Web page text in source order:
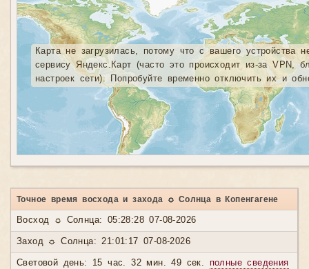
Карта не загрузилась, потому что с вашего устройства
сервису Яндекс.Карт (часто это происходит из-за VPN,
настроек сети). Попробуйте временно отключить их и
Точное время восхода и захода ☼ Солнца в Копенгагене
Восход ☼ Солнца: 05:28:28 07-08-2026
Заход ☼ Солнца: 21:01:17 07-08-2026
Световой день: 15 час. 32 мин. 49 сек. полные сведения